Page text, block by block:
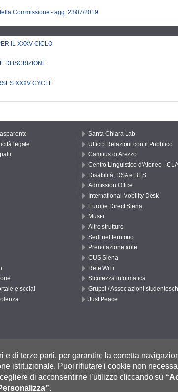
Commissione - agg. 23/07/2019
IL XXXV CICLO
DI ISCRIZIONE
XXXV CYCLE
legale
e social
Santa Chiara Lab
Ufficio Relazioni con il Pubblico
Campus di Arezzo
Centro Linguistico d'Ateneo - CLA
Disabilità, DSA e BES
Admission Office
International Mobility Desk
Europe Direct Siena
Musei
Altre strutture
Sedi nel territorio
Prenotazione aule
CUS Siena
Rete WiFi
Sicurezza informatica
Gruppi / Associazioni
Just Peace
Certificata|Fatturazione Elettronica
lunedì al venerdì dalle 9.30 alle 10.30)
di terze parti, per garantire la corretta
istituzionale. Puoi rifiutare i cookie non
di acconsentirne l’utilizzo cliccando su
.